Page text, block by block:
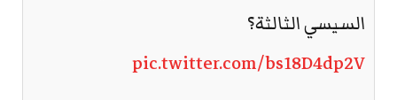
السيسي الثالثة؟
pic.twitter.com/bs18D4dp2V